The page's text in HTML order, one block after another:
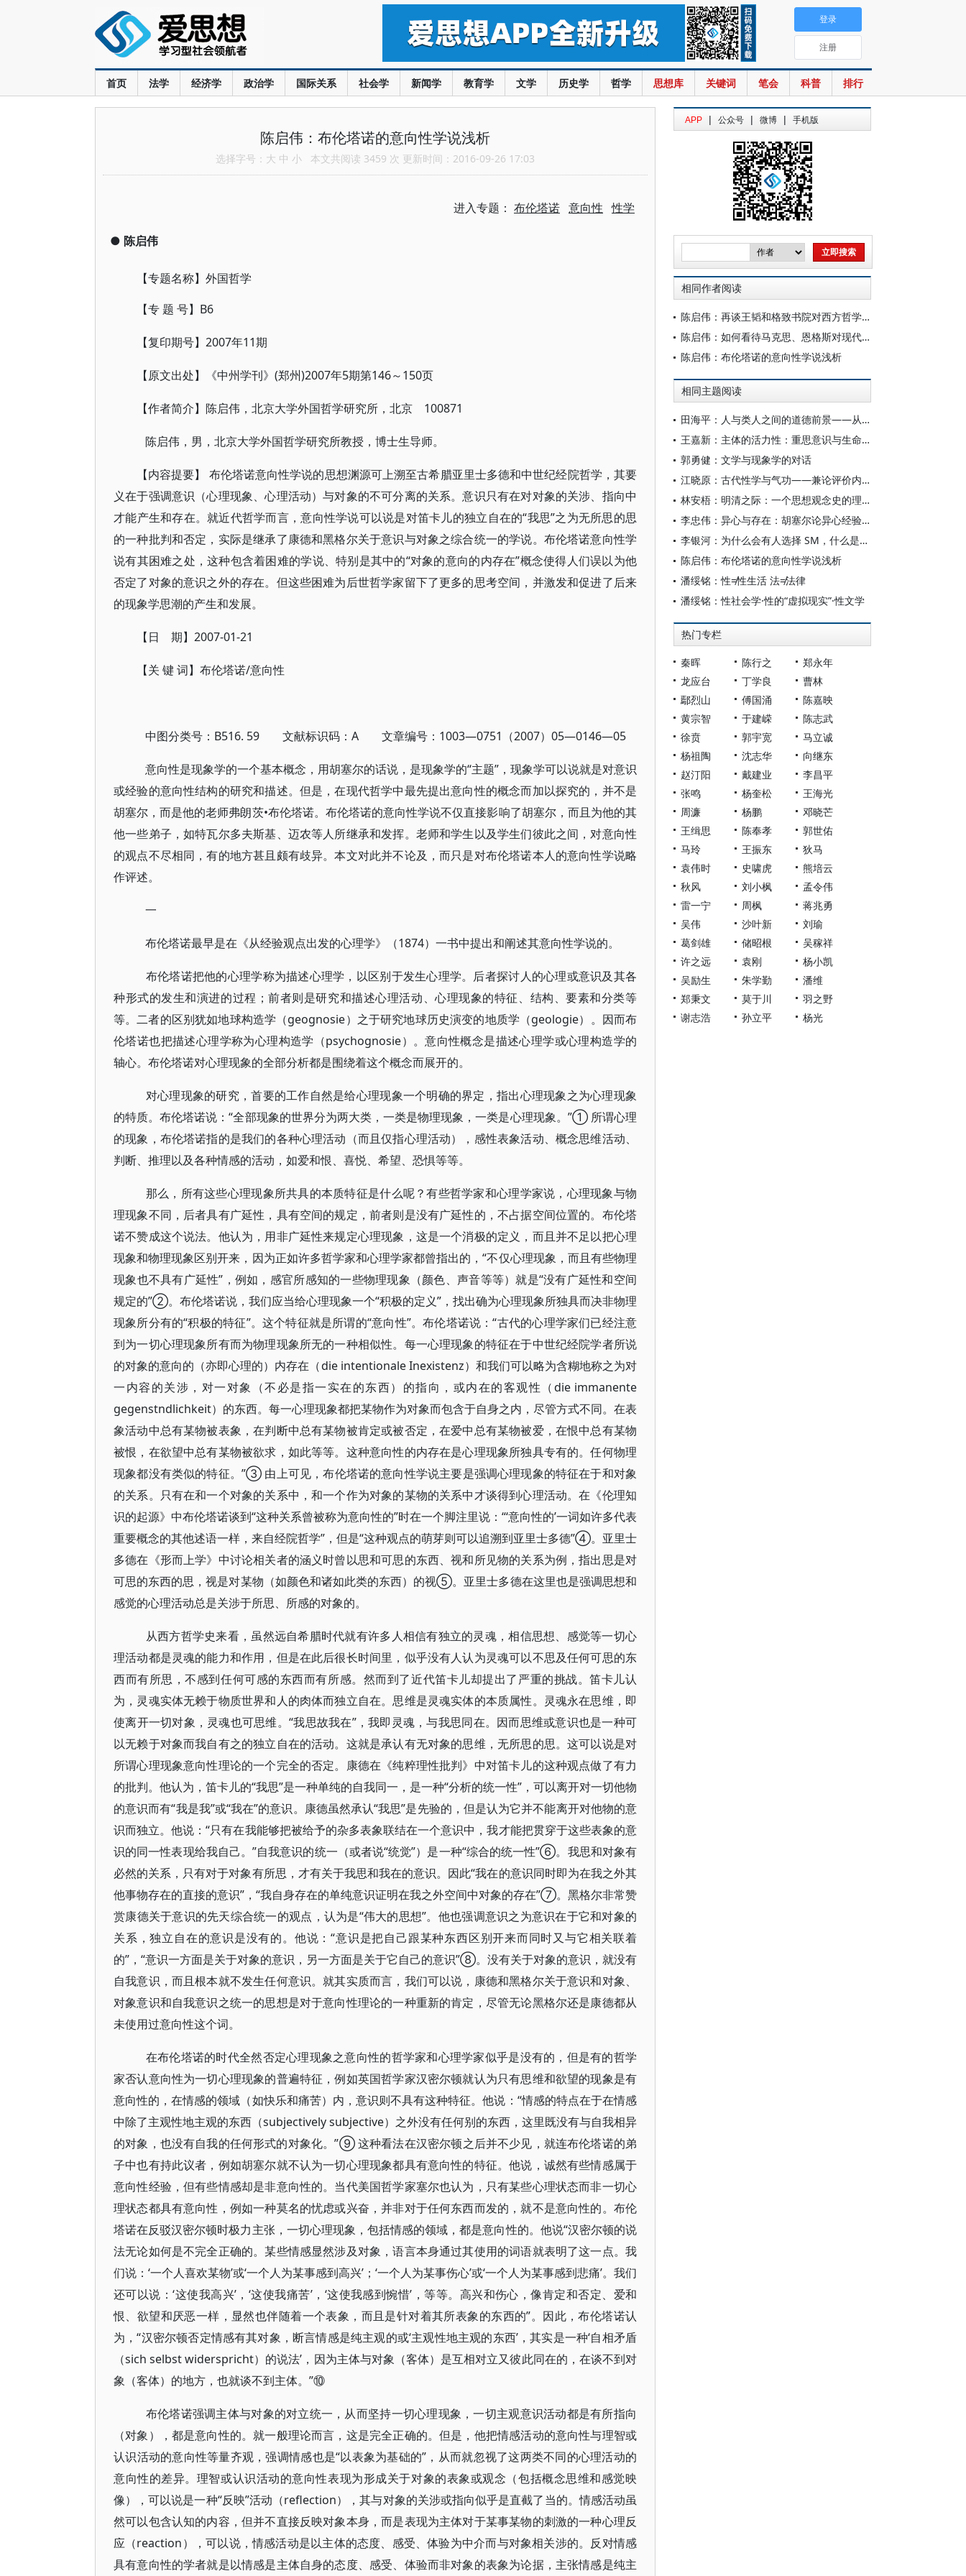
首页 法学 经济学 政治学 国际关系 社会学 新闻学 教育学 文学 历史学 哲学 思想库 关键词 笔会 科普 排行
登录
注册
陈启伟：布伦塔诺的意向性学说浅析
选择字号： 大 中 小 本文共阅读 3459 次 更新时间：2016-09-26 17:03
进入专题： 布伦塔诺 意向性 性学
● 陈启伟
【专题名称】外国哲学
【专 题 号】B6
【复印期号】2007年11期
【原文出处】《中州学刊》(郑州)2007年5期第146～150页
【作者简介】陈启伟，北京大学外国哲学研究所，北京 100871
陈启伟，男，北京大学外国哲学研究所教授，博士生导师。
【内容提要】 布伦塔诺意向性学说的思想渊源可上溯至古希腊亚里士多德和中世纪经院哲学，其要
义在于强调意识（心理现象、心理活动）与对象的不可分离的关系。意识只有在对对象的关涉、指向中
才能产生和存在。就近代哲学而言，意向性学说可以说是对笛卡儿的独立自在的“我思”之为无所思的思
的一种批判和否定，实际是继承了康德和黑格尔关于意识与对象之综合统一的学说。布伦塔诺意向性学
说有其困难之处，这种包含着困难的学说、特别是其中的“对象的意向的内存在”概念使得人们误以为他
否定了对象的意识之外的存在。但这些困难为后世哲学家留下了更多的思考空间，并激发和促进了后来
的现象学思潮的产生和发展。
【日 期】2007-01-21
【关 键 词】布伦塔诺/意向性
中图分类号：B516. 59 文献标识码：A 文章编号：1003—0751（2007）05—0146—05
意向性是现象学的一个基本概念，用胡塞尔的话说，是现象学的“主题”，现象学可以说就是对意识
或经验的意向性结构的研究和描述。但是，在现代哲学中最先提出意向性的概念而加以探究的，并不是
胡塞尔，而是他的老师弗朗茨•布伦塔诺。布伦塔诺的意向性学说不仅直接影响了胡塞尔，而且为他的其
他一些弟子，如特瓦尔多夫斯基、迈农等人所继承和发挥。老师和学生以及学生们彼此之间，对意向性
的观点不尽相同，有的地方甚且颇有歧异。本文对此并不论及，而只是对布伦塔诺本人的意向性学说略
作评述。
一
布伦塔诺最早是在《从经验观点出发的心理学》（1874）一书中提出和阐述其意向性学说的。
布伦塔诺把他的心理学称为描述心理学，以区别于发生心理学。后者探讨人的心理或意识及其各
种形式的发生和演进的过程；前者则是研究和描述心理活动、心理现象的特征、结构、要素和分类等
等。二者的区别犹如地球构造学（geognosie）之于研究地球历史演变的地质学（geologie）。因而布
伦塔诺也把描述心理学称为心理构造学（psychognosie）。意向性概念是描述心理学或心理构造学的
轴心。布伦塔诺对心理现象的全部分析都是围绕着这个概念而展开的。
对心理现象的研究，首要的工作自然是给心理现象一个明确的界定，指出心理现象之为心理现象
的特质。布伦塔诺说：“全部现象的世界分为两大类，一类是物理现象，一类是心理现象。”① 所谓心理
的现象，布伦塔诺指的是我们的各种心理活动（而且仅指心理活动），感性表象活动、概念思维活动、
判断、推理以及各种情感的活动，如爱和恨、喜悦、希望、恐惧等等。
那么，所有这些心理现象所共具的本质特征是什么呢？有些哲学家和心理学家说，心理现象与物
理现象不同，后者具有广延性，具有空间的规定，前者则是没有广延性的，不占据空间位置的。布伦塔
诺不赞成这个说法。他认为，用非广延性来规定心理现象，这是一个消极的定义，而且并不足以把心理
现象和物理现象区别开来，因为正如许多哲学家和心理学家都曾指出的，“不仅心理现象，而且有些物理
现象也不具有广延性”，例如，感官所感知的一些物理现象（颜色、声音等等）就是“没有广延性和空间
规定的”②。布伦塔诺说，我们应当给心理现象一个“积极的定义”，找出确为心理现象所独具而决非物理
现象所分有的“积极的特征”。这个特征就是所谓的“意向性”。布伦塔诺说：“古代的心理学家们已经注意
到为一切心理现象所有而为物理现象所无的一种相似性。每一心理现象的特征在于中世纪经院学者所说
的对象的意向的（亦即心理的）内存在（die intentionale Inexistenz）和我们可以略为含糊地称之为对
一内容的关涉，对一对象（不必是指一实在的东西）的指向，或内在的客观性（die immanente
gegenstndlichkeit）的东西。每一心理现象都把某物作为对象而包含于自身之内，尽管方式不同。在表
象活动中总有某物被表象，在判断中总有某物被肯定或被否定，在爱中总有某物被爱，在恨中总有某物
被恨，在欲望中总有某物被欲求，如此等等。这种意向性的内存在是心理现象所独具专有的。任何物理
现象都没有类似的特征。”③ 由上可见，布伦塔诺的意向性学说主要是强调心理现象的特征在于和对象
的关系。只有在和一个对象的关系中，和一个作为对象的某物的关系中才谈得到心理活动。在《伦理知
识的起源》中布伦塔诺谈到“这种关系曾被称为意向性的”时在一个脚注里说：“‘意向性的’一词如许多代表
重要概念的其他述语一样，来自经院哲学”，但是“这种观点的萌芽则可以追溯到亚里士多德”④。亚里士
多德在《形而上学》中讨论相关者的涵义时曾以思和可思的东西、视和所见物的关系为例，指出思是对
可思的东西的思，视是对某物（如颜色和诸如此类的东西）的视⑤。亚里士多德在这里也是强调思想和
感觉的心理活动总是关涉于所思、所感的对象的。
从西方哲学史来看，虽然远自希腊时代就有许多人相信有独立的灵魂，相信思想、感觉等一切心
理活动都是灵魂的能力和作用，但是在此后很长时间里，似乎没有人认为灵魂可以不思及任何可思的东
西而有所思，不感到任何可感的东西而有所感。然而到了近代笛卡儿却提出了严重的挑战。笛卡儿认
为，灵魂实体无赖于物质世界和人的肉体而独立自在。思维是灵魂实体的本质属性。灵魂永在思维，即
使离开一切对象，灵魂也可思维。“我思故我在”，我即灵魂，与我思同在。因而思维或意识也是一种可
以无赖于对象而我自有之的独立自在的活动。这就是承认有无对象的思维，无所思的思。这可以说是对
所谓心理现象意向性理论的一个完全的否定。康德在《纯粹理性批判》中对笛卡儿的这种观点做了有力
的批判。他认为，笛卡儿的“我思”是一种单纯的自我同一，是一种“分析的统一性”，可以离开对一切他物
的意识而有“我是我”或“我在”的意识。康德虽然承认“我思”是先验的，但是认为它并不能离开对他物的意
识而独立。他说：“只有在我能够把被给予的杂多表象联结在一个意识中，我才能把贯穿于这些表象的意
识的同一性表现给我自己。”自我意识的统一（或者说“统觉”）是一种“综合的统一性”⑥。我思和对象有
必然的关系，只有对于对象有所思，才有关于我思和我在的意识。因此“我在的意识同时即为在我之外其
他事物存在的直接的意识”，“我自身存在的单纯意识证明在我之外空间中对象的存在”⑦。黑格尔非常赞
赏康德关于意识的先天综合统一的观点，认为是“伟大的思想”。他也强调意识之为意识在于它和对象的
关系，独立自在的意识是没有的。他说：“意识是把自己跟某种东西区别开来而同时又与它相关联着
的”，“意识一方面是关于对象的意识，另一方面是关于它自己的意识”⑧。没有关于对象的意识，就没有
自我意识，而且根本就不发生任何意识。就其实质而言，我们可以说，康德和黑格尔关于意识和对象、
对象意识和自我意识之统一的思想是对于意向性理论的一种重新的肯定，尽管无论黑格尔还是康德都从
未使用过意向性这个词。
在布伦塔诺的时代全然否定心理现象之意向性的哲学家和心理学家似乎是没有的，但是有的哲学
家否认意向性为一切心理现象的普遍特征，例如英国哲学家汉密尔顿就认为只有思维和欲望的现象是有
意向性的，在情感的领域（如快乐和痛苦）内，意识则不具有这种特征。他说：“情感的特点在于在情感
中除了主观性地主观的东西（subjectively subjective）之外没有任何别的东西，这里既没有与自我相异
的对象，也没有自我的任何形式的对象化。”⑨ 这种看法在汉密尔顿之后并不少见，就连布伦塔诺的弟
子中也有持此议者，例如胡塞尔就不认为一切心理现象都具有意向性的特征。他说，诚然有些情感属于
意向性经验，但有些情感却是非意向性的。当代美国哲学家塞尔也认为，只有某些心理状态而非一切心
理状态都具有意向性，例如一种莫名的忧虑或兴奋，并非对于任何东西而发的，就不是意向性的。布伦
塔诺在反驳汉密尔顿时极力主张，一切心理现象，包括情感的领域，都是意向性的。他说“汉密尔顿的说
法无论如何是不完全正确的。某些情感显然涉及对象，语言本身通过其使用的词语就表明了这一点。我
们说：‘一个人喜欢某物’或‘一个人为某事感到高兴’；‘一个人为某事伤心’或‘一个人为某事感到悲痛’。我们
还可以说：‘这使我高兴’，‘这使我痛苦’，‘这使我感到惋惜’，等等。高兴和伤心，像肯定和否定、爱和
恨、欲望和厌恶一样，显然也伴随着一个表象，而且是针对着其所表象的东西的”。因此，布伦塔诺认
为，“汉密尔顿否定情感有其对象，断言情感是纯主观的或‘主观性地主观的东西’，其实是一种‘自相矛盾
（sich selbst widerspricht）的说法’，因为主体与对象（客体）是互相对立又彼此同在的，在谈不到对
象（客体）的地方，也就谈不到主体。”⑩
布伦塔诺强调主体与对象的对立统一，从而坚持一切心理现象，一切主观意识活动都是有所指向
（对象），都是意向性的。就一般理论而言，这是完全正确的。但是，他把情感活动的意向性与理智或
认识活动的意向性等量齐观，强调情感也是“以表象为基础的”，从而就忽视了这两类不同的心理活动的
意向性的差异。理智或认识活动的意向性表现为形成关于对象的表象或观念（包括概念思维和感觉映
像），可以说是一种“反映”活动（reflection），其与对象的关涉或指向似乎是直截了当的。情感活动虽
然可以包含认知的内容，但并不直接反映对象本身，而是表现为主体对于某事某物的刺激的一种心理反
应（reaction），可以说，情感活动是以主体的态度、感受、体验为中介而与对象相关涉的。反对情感
具有意向性的学者就是以情感是主体自身的态度、感受、体验而非对象的表象为论据，主张情感是纯主
APP | 公众号 | 微博 | 手机版
相同作者阅读
陈启伟：再谈王韬和格致书院对西方哲学的介绍
陈启伟：如何看待马克思、恩格斯对现代西方哲学的评价
陈启伟：布伦塔诺的意向性学说浅析
相同主题阅读
田海平：人与类人之间的道德前景——从意向性看人工智能的伦理之“锚”
王嘉新：主体的活力性：重思意识与生命的关系
郭勇健：文学与现象学的对话
江晓原：古代性学与气功——兼论评价内丹术的困难
林安梧：明清之际：一个思想观念史的理解——从“主体性”、“意向性”到“历史性”的一个过程
李忠伟：异心与存在：胡塞尔论异心经验及其形而上学蕴含
李银河：为什么会有人选择 SM，什么是虐恋亚文化？
陈启伟：布伦塔诺的意向性学说浅析
潘绥铭：性≠性生活 法≠法律
潘绥铭：性社会学·性的“虚拟现实”·性文学
热门专栏
秦晖 陈行之
郑永年
龙应台
丁学良
曹林
鄢烈山
傅国涌
陈嘉映
黄宗智
于建嵘
陈志武
徐贲
郭宇宽
马立诚
杨祖陶
沈志华
向继东
赵汀阳
戴建业
李昌平
张鸣
杨奎松
王海光
周濂
杨鹏
邓晓芒
王缉思
陈奉孝
郭世佑
马玲
王振东
狄马
袁伟时
史啸虎
熊培云
秋风
刘小枫
孟令伟
雷一宁
周枫
蒋兆勇
吴伟
沙叶新
刘瑜
葛剑雄
储昭根
吴稼祥
许之远
袁刚
杨小凯
吴励生
朱学勤
潘维
郑秉文
莫于川
羽之野
谢志浩
孙立平 杨光